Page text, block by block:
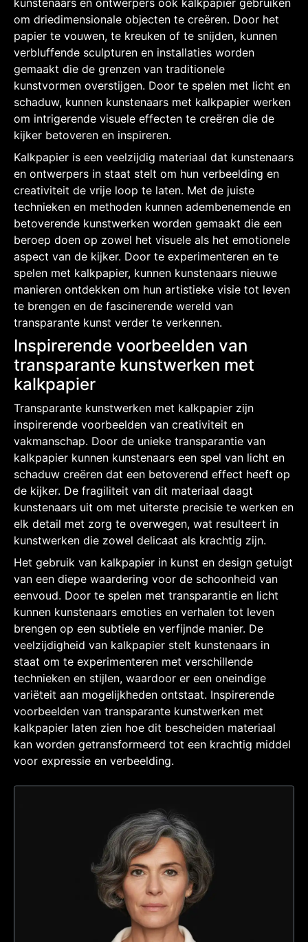
om driedimensionale objecten te creëren. Door het
papier te vouwen, te kreuken of te snijden, kunnen
verbluffende sculpturen en installaties worden
gemaakt die de grenzen van traditionele
kunstvormen overstijgen. Door te spelen met licht en
schaduw, kunnen kunstenaars met kalkpapier werken
om intrigerende visuele effecten te creëren die de
kijker betoveren en inspireren.
Kalkpapier is een veelzijdig materiaal dat kunstenaars
en ontwerpers in staat stelt om hun verbeelding en
creativiteit de vrije loop te laten. Met de juiste
technieken en methoden kunnen adembenemende en
betoverende kunstwerken worden gemaakt die een
beroep doen op zowel het visuele als het emotionele
aspect van de kijker. Door te experimenteren en te
spelen met kalkpapier, kunnen kunstenaars nieuwe
manieren ontdekken om hun artistieke visie tot leven
te brengen en de fascinerende wereld van
transparante kunst verder te verkennen.
Inspirerende voorbeelden van
transparante kunstwerken met
kalkpapier
Transparante kunstwerken met kalkpapier zijn
inspirerende voorbeelden van creativiteit en
vakmanschap. Door de unieke transparantie van
kalkpapier kunnen kunstenaars een spel van licht en
schaduw creëren dat een betoverend effect heeft op
de kijker. De fragiliteit van dit materiaal daagt
kunstenaars uit om met uiterste precisie te werken en
elk detail met zorg te overwegen, wat resulteert in
kunstwerken die zowel delicaat als krachtig zijn.
Het gebruik van kalkpapier in kunst en design getuigt
van een diepe waardering voor de schoonheid van
eenvoud. Door te spelen met transparantie en licht
kunnen kunstenaars emoties en verhalen tot leven
brengen op een subtiele en verfijnde manier. De
veelzijdigheid van kalkpapier stelt kunstenaars in
staat om te experimenteren met verschillende
technieken en stijlen, waardoor er een oneindige
variëteit aan mogelijkheden ontstaat. Inspirerende
voorbeelden van transparante kunstwerken met
kalkpapier laten zien hoe dit bescheiden materiaal
kan worden getransformeerd tot een krachtig middel
voor expressie en verbeelding.